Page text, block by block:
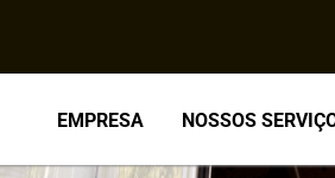
EMPRESA NOSSOS